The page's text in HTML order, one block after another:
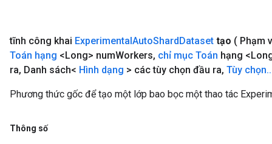
tĩnh công khai ExperimentalAutoShardDataset tạo ( Phạm
Toán hạng <Long> numWorkers, chỉ mục Toán hạng
ra, Danh sách< Hình dạng > các tùy chọn đầu ra, Tùy chọn..
Phương thức gốc để tạo một lớp bao bọc một thao tác
Thông số